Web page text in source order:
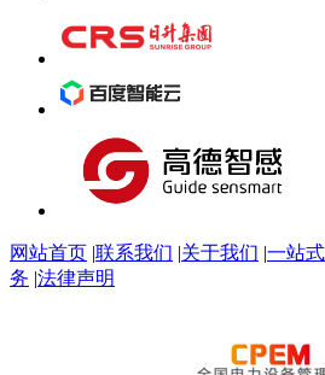
网站首页 |联系我们 |关于我们 |一站
务 |法律声明